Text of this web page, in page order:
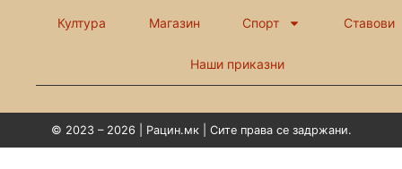
Култура Магазин Спорт Ставови
Наши приказни
© 2023 – 2026 | Рацин.мк | Сите права се задржани.